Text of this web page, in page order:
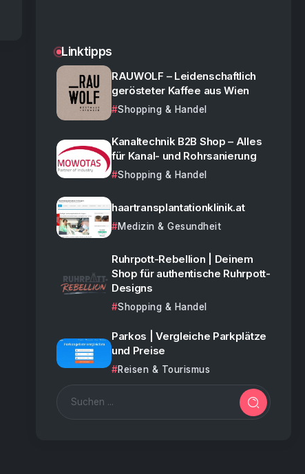
Linktipps
RAUWOLF – Leidenschaftlich
gerösteter Kaffee aus Wien
Shopping & Handel
Kanaltechnik B2B Shop – Alles
für Kanal- und Rohrsanierung
Shopping & Handel
haartransplantationklinik.at
Medizin & Gesundheit
Ruhrpott-Rebellion | Deinem
Shop für authentische Ruhrpott-
Designs
Shopping & Handel
Parkos | Vergleiche Parkplätze
und Preise
Reisen & Tourismus